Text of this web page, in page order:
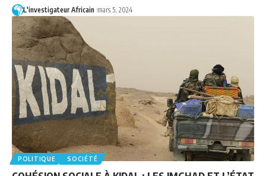
L'investigateur Africain mars 5, 2024
POLITIQUE SOCIÉTÉ